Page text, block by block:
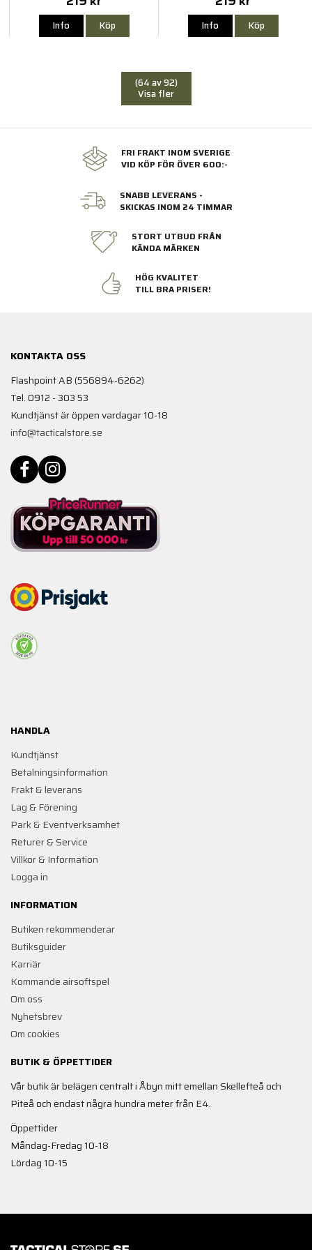
Info Köp Info Köp
(64 av 92)
Visa fler
FRI FRAKT INOM SVERIGE
VID KÖP FÖR ÖVER 600:-
SNABB LEVERANS -
SKICKAS INOM 24 TIMMAR
STORT UTBUD FRÅN
KÄNDA MÄRKEN
HÖG KVALITET
TILL BRA PRISER!
KONTAKTA OSS
Flashpoint AB (556894-6262)
Tel. 0912 - 303 53
Kundtjänst är öppen vardagar 10-18
info@tacticalstore.se
HANDLA
Kundtjänst
Betalningsinformation
Frakt & leverans
Lag & Förening
Park & Eventverksamhet
Returer & Service
Villkor & Information
Logga in
INFORMATION
Butiken rekommenderar
Butiksguider
Karriär
Kommande airsoftspel
Om oss
Nyhetsbrev
Om cookies
BUTIK & ÖPPETTIDER
Vår butik är belägen centralt i Åbyn mitt emellan Skellefteå och
Piteå och endast några hundra meter från E4.
Öppettider
Måndag-Fredag 10-18
Lördag 10-15